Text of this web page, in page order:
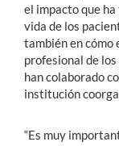
el impacto que
vida de los
también en cómo
profesional de
han colaborado
institución
“Es muy